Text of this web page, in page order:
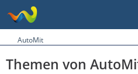
AutoMit
Themen von